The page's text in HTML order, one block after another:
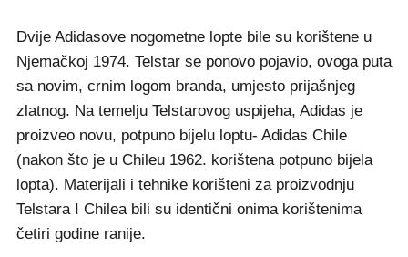
Dvije Adidasove nogometne lopte bile su korištene u
Njemačkoj 1974. Telstar se ponovo pojavio, ovoga puta
sa novim, crnim logom branda, umjesto prijašnjeg
zlatnog. Na temelju Telstarovog uspijeha, Adidas je
proizveo novu, potpuno bijelu loptu- Adidas Chile
(nakon što je u Chileu 1962. korištena potpuno bijela
lopta). Materijali i tehnike korišteni za proizvodnju
Telstara I Chilea bili su identični onima korištenima
četiri godine ranije.